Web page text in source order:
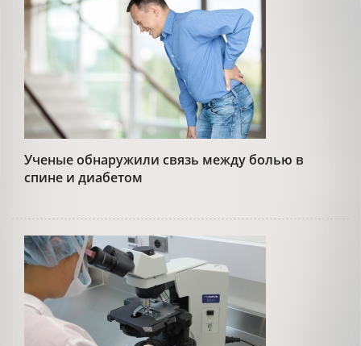
Ученые обнаружили связь между болью в
спине и диабетом